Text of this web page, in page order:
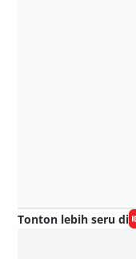
Tonton lebih seru di